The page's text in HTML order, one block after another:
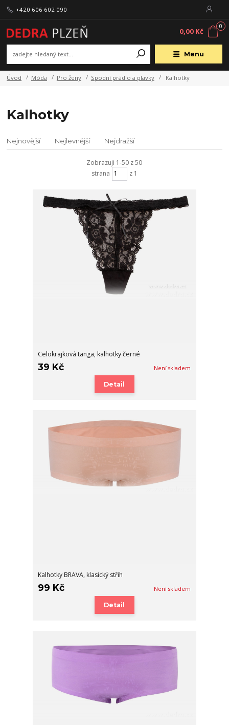
Menu
+420 606 602 090
0
0,00 Kč
Úvod Móda Pro ženy Spodní prádlo a plavky Kalhotky
Kalhotky
Nejnovější Nejlevnější Nejdražší
Zobrazuji 1-50 z 50
strana
z 1
Celokrajková tanga, kalhotky černé
39 Kč Není skladem
Detail
Kalhotky BRAVA, klasický střih
99 Kč Není skladem
Detail